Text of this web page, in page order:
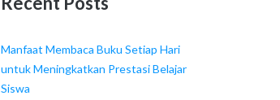
Manfaat Membaca Buku Setiap Hari
untuk Meningkatkan Prestasi Belajar
Siswa